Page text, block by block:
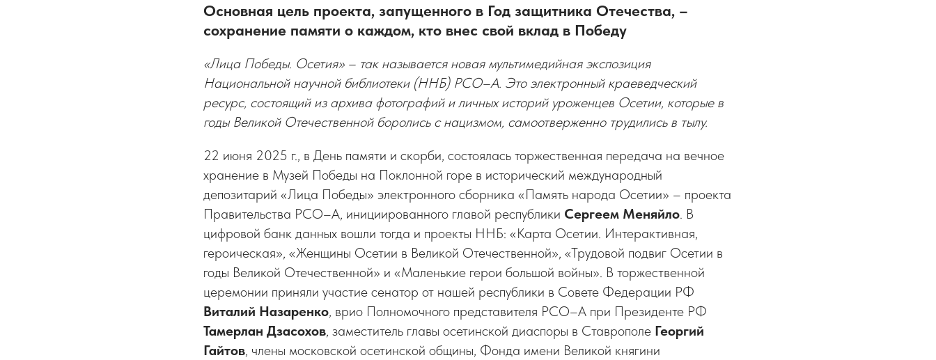
Основная цель проекта, запущенного в Год защитника Отечества, –
сохранение памяти о каждом, кто внес свой вклад в Победу
«Лица Победы. Осетия» – так называется новая мультимедийная экспозиция
Национальной научной библиотеки (ННБ) РСО–А. Это электронный краеведческий
ресурс, состоящий из архива фотографий и личных историй уроженцев Осетии, которые в
годы Великой Отечественной боролись с нацизмом, самоотверженно трудились в тылу.
22 июня 2025 г., в День памяти и скорби, состоялась торжественная передача на вечное
хранение в Музей Победы на Поклонной горе в исторический международный
депозитарий «Лица Победы» электронного сборника «Память народа Осетии» – проекта
Правительства РСО–А, инициированного главой республики Сергеем Меняйло. В
цифровой банк данных вошли тогда и проекты ННБ: «Карта Осетии. Интерактивная,
героическая», «Женщины Осетии в Великой Отечественной», «Трудовой подвиг Осетии в
годы Великой Отечественной» и «Маленькие герои большой войны». В торжественной
церемонии приняли участие сенатор от нашей республики в Совете Федерации РФ
Виталий Назаренко, врио Полномочного представителя РСО–А при Президенте РФ
Тамерлан Дзасохов, заместитель главы осетинской диаспоры в Ставрополе Георгий
Гайтов, члены московской осетинской общины, Фонда имени Великой княгини